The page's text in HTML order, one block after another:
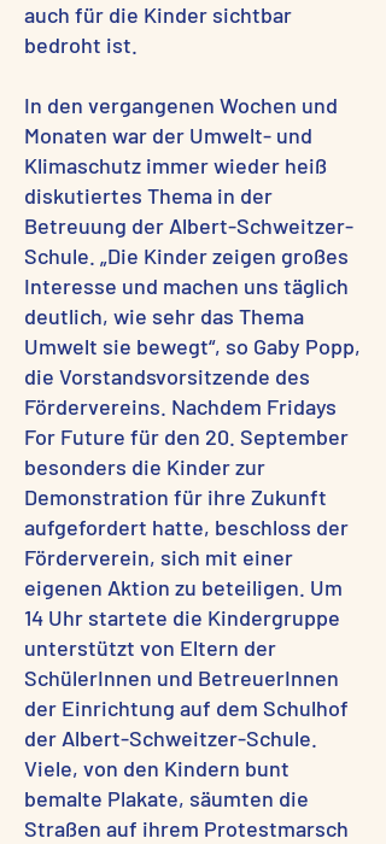
auch für die Kinder sichtbar
bedroht ist.
In den vergangenen Wochen und
Monaten war der Umwelt- und
Klimaschutz immer wieder heiß
diskutiertes Thema in der
Betreuung der Albert-Schweitzer-
Schule. „Die Kinder zeigen großes
Interesse und machen uns täglich
deutlich, wie sehr das Thema
Umwelt sie bewegt“, so Gaby Popp,
die Vorstandsvorsitzende des
Fördervereins. Nachdem Fridays
For Future für den 20. September
besonders die Kinder zur
Demonstration für ihre Zukunft
aufgefordert hatte, beschloss der
Förderverein, sich mit einer
eigenen Aktion zu beteiligen. Um
14 Uhr startete die Kindergruppe
unterstützt von Eltern der
SchülerInnen und BetreuerInnen
der Einrichtung auf dem Schulhof
der Albert-Schweitzer-Schule.
Viele, von den Kindern bunt
bemalte Plakate, säumten die
Straßen auf ihrem Protestmarsch